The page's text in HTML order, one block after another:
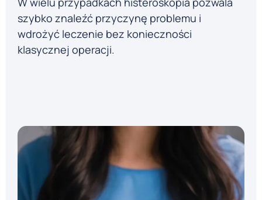
szybko znaleźć przyczynę problemu i
wdrożyć leczenie bez konieczności
klasycznej operacji.